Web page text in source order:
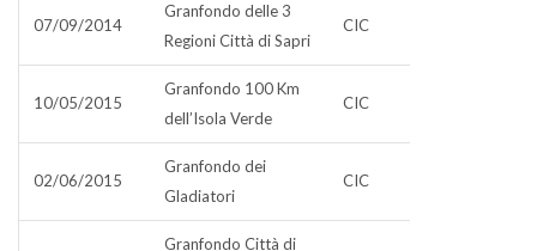
07/09/2014
Granfondo delle 3
Regioni Città di Sapri
CIC
10/05/2015
Granfondo 100 Km
dell’Isola Verde
CIC
02/06/2015
Granfondo dei
Gladiatori
CIC
Granfondo Città di